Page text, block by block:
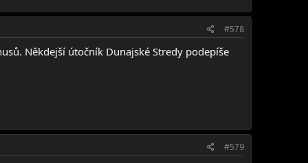
#578
Někdejší útočník Dunajské Stredy podepíše
#579